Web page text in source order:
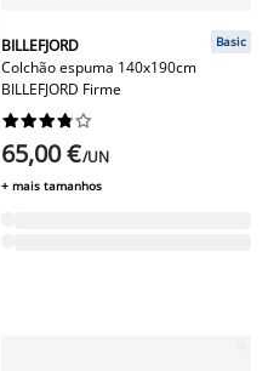
BILLEFJORD
Colchão espuma 140x190cm
BILLEFJORD Firme
Basic






65,00 €/UN
+ mais tamanhos